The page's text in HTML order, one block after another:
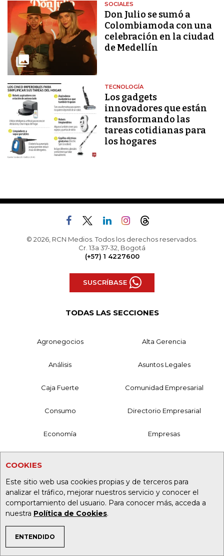
COOKIES
Este sitio web usa cookies propias y de terceros para
analizar el tráfico, mejorar nuestros servicio y conocer el
comportamiento del usuario. Para conocer más, acceda a
nuestra Política de Cookies.
ENTENDIDO
TEMAS DE INTERÉS
SOCIALES
Don Julio se sumó a
Colombiamoda con una
celebración en la ciudad
de Medellín
TECNOLOGÍA
Los gadgets
innovadores que están
transformando las
tareas cotidianas para
los hogares
© 2026, RCN Medios. Todos los derechos reservados.
Cr. 13a 37-32, Bogotá
(+57) 1 4227600
SUSCRÍBASE
TODAS LAS SECCIONES
Agronegocios Alta Gerencia
Análisis Asuntos Legales
Caja Fuerte Comunidad Empresarial
Consumo Directorio Empresarial
Economía Empresas
Finanzas Finanzas Personales
Globoeconomía Indicadores
Infraestructura
Internet Economy